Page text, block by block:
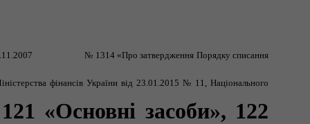
№ 1314 «Про затвердження Порядку списання
фінансів України від 23.01.2015 № 11, Національного
«Основні засоби», 122